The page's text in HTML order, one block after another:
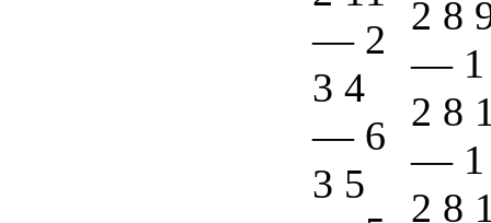
— 2
3 4
— 6
3 5
2 8
— 1
2 8
— 1
2 8